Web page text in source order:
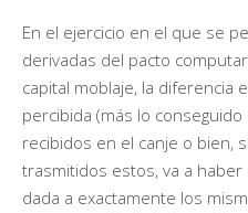
En el ejercicio en el que se
derivadas del pacto
capital moblaje, la diferencia
percibida (más lo
recibidos en el canje o bien,
trasmitidos estos, va a
dada a exactamente los